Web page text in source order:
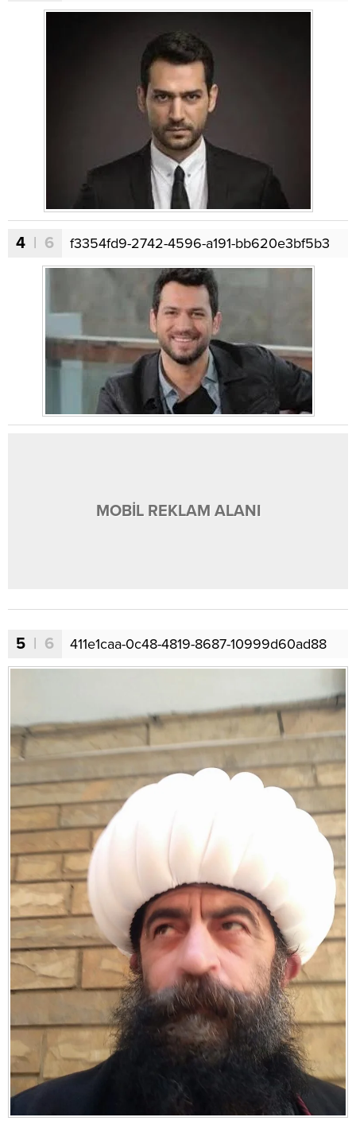
4 | 6 f3354fd9-2742-4596-a191-bb620e3bf5b3
MOBİL REKLAM ALANI
5 | 6 411e1caa-0c48-4819-8687-10999d60ad88